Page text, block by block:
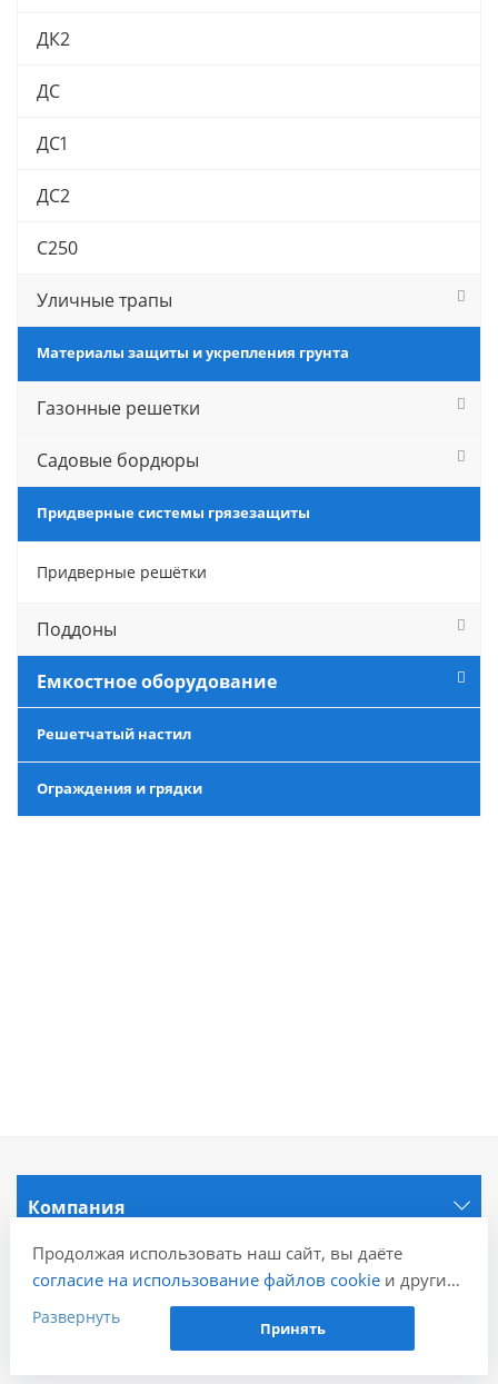
ДК2
ДС
ДС1
ДС2
С250
Уличные трапы
Материалы защиты и укрепления грунта
Газонные решетки
Садовые бордюры
Придверные системы грязезащиты
Придверные решётки
Поддоны
Емкостное оборудование
Решетчатый настил
Ограждения и грядки
Компания
Информация
Продолжая использовать наш сайт, вы даёте
согласие на использование файлов cookieи других
пользовательских данных (включая IP-адрес,
сведения о местоположении, устройстве, действиях
Развернуть
Принять